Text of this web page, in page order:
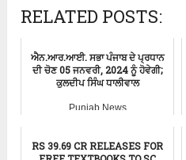
RELATED POSTS:
ਐਨ.ਆਰ.ਆਈ. ਸਭਾ ਪੰਜਾਬ ਦੇ ਪ੍ਰਧਾਨ
ਦੀ ਚੋਣ 05 ਜਨਵਰੀ, 2024 ਨੂੰ ਹੋਵੇਗੀ;
ਕੁਲਦੀਪ ਸਿੰਘ ਧਾਲੀਵਾਲ
Punjab News
RS 39.69 CR RELEASES FOR